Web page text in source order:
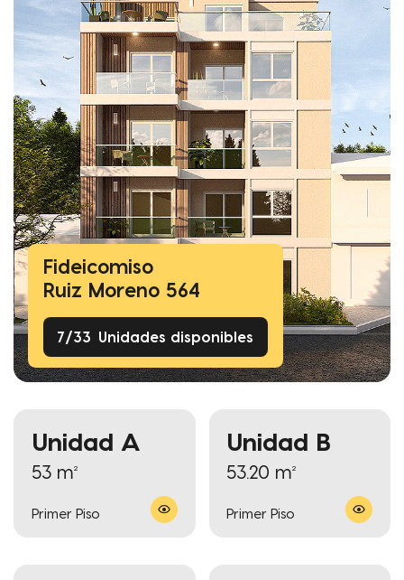
Fideicomiso
Ruiz Moreno 564
7/33 Unidades disponibles
Unidad A
53 m²
Primer Piso
Unidad B
53.20 m²
Primer Piso